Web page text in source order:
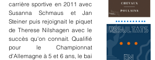
carrière sportive en 2011 avec
Susanna Schmaus et Jan
Steiner puis rejoignait le piquet
de Therese Nilshagen avec le
succès qu'on connait. Qualifié
pour le Championnat
d'Allemagne à 5 et 6 ans, le bai